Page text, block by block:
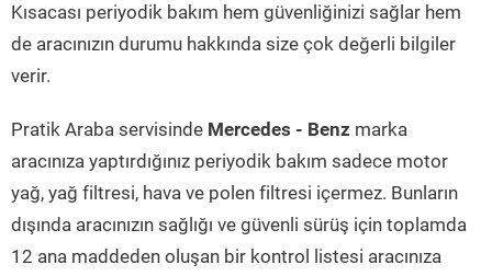
Kısacası periyodik bakım hem güvenliğinizi sağlar hem
de aracınızın durumu hakkında size çok değerli bilgiler
verir.
Pratik Araba servisinde Mercedes - Benz marka
aracınıza yaptırdığınız periyodik bakım sadece motor
yağ, yağ filtresi, hava ve polen filtresi içermez. Bunların
dışında aracınızın sağlığı ve güvenli sürüş için toplamda
12 ana maddeden oluşan bir kontrol listesi aracınıza